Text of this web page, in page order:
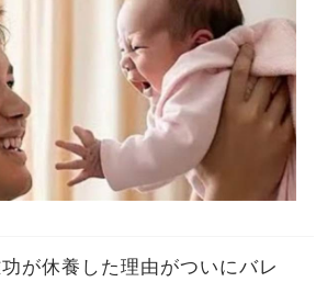
功が休養した理由がついにバレ